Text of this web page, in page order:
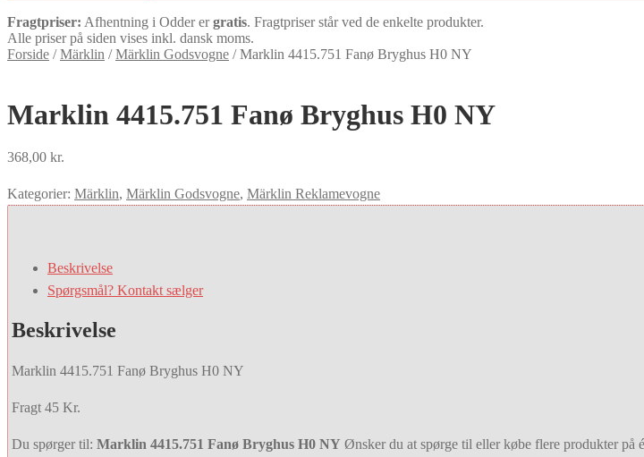
Fragtpriser: Afhentning i Odder ergratis. Fragtpriser står ved de enkelte produkter.
Alle priser på siden vises inkl. dansk moms.
Forside /Märklin /Märklin Godsvogne /Marklin 4415.751 Fanø Bryghus H0 NY
Marklin 4415.751 Fanø Bryghus H0 NY
368,00 kr.
Kategorier: Märklin, Märklin Godsvogne, Märklin Reklamevogne
Beskrivelse
Spørgsmål? Kontakt sælger
Beskrivelse
Marklin 4415.751 Fanø Bryghus H0 NY
Fragt 45 Kr.
Du spørger til: Marklin 4415.751 Fanø Bryghus H0 NY Ønsker du at spørge til eller købe flere produkter på